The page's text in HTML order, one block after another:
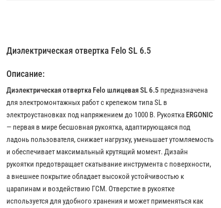
Диэлектрическая отвертка Felo SL 6.5
Описание:
Диэлектрическая отвертка Felo шлицевая SL 6.5 предназначена
для электромонтажных работ с крепежом типа SL в
электроустановках под напряжением до 1000 В. Рукоятка ERGONIC
— первая в мире бесшовная рукоятка, адаптирующаяся под
ладонь пользователя, снижает нагрузку, уменьшает утомляемость
и обеспечивает максимальный крутящий момент. Дизайн
рукоятки предотвращает скатывание инструмента с поверхности,
а внешнее покрытие обладает высокой устойчивостью к
царапинам и воздействию ГСМ. Отверстие в рукоятке
используется для удобного хранения и может применяться как